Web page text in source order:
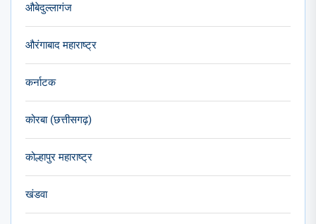
औबेदुल्लागंज
औरंगाबाद महाराष्ट्र
कर्नाटक
कोरबा (छत्तीसगढ़)
कोल्हापुर महाराष्ट्र
खंडवा